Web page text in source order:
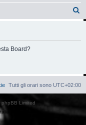
Board?
Tutti gli orari sono UTC+02:00
Limited